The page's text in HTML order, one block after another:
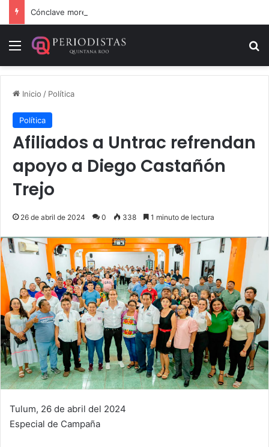
Cónclave morenista en el WTC de la CDMX
Menú
Inicio / Política
Política
Afiliados a Untrac refrendan
apoyo a Diego Castañón
Trejo
26 de abril de 2024 0 338 1 minuto de lectura
Tulum, 26 de abril del 2024
Especial de Campaña